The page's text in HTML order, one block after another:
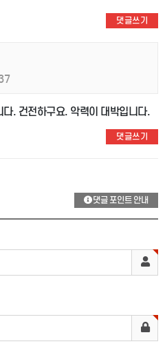
댓글쓰기
. 건전하구요. 악력이 대박입니다.
댓글쓰기
댓글 포인트 안내